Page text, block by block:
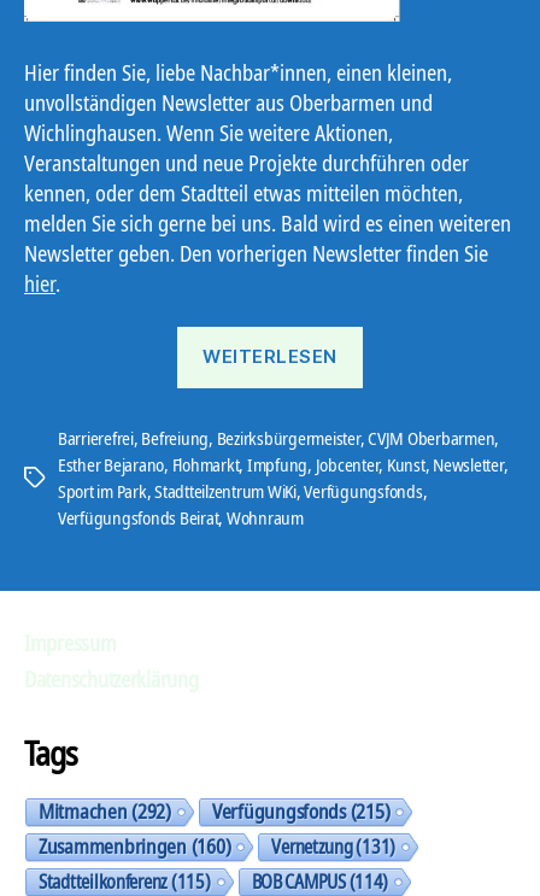
Hier finden Sie, liebe Nachbar*innen, einen kleinen,
unvollständigen Newsletter aus Oberbarmen und
Wichlinghausen. Wenn Sie weitere Aktionen,
Veranstaltungen und neue Projekte durchführen oder
kennen, oder dem Stadtteil etwas mitteilen möchten,
melden Sie sich gerne bei uns. Bald wird es einen weiteren
Newsletter geben. Den vorherigen Newsletter finden Sie
hier.
WEITERLESEN
Schlagwörter
Barrierefrei, Befreiung, Bezirksbürgermeister,CVJM Oberbarmen,
Esther Bejarano, Flohmarkt, Impfung, Jobcenter, Kunst, Newsletter,
Sport im Park,Stadtteilzentrum WiKi,Verfügungsfonds,
Verfügungsfonds Beirat, Wohnraum
Tags
Mitmachen(292) Verfügungsfonds(215)
Zusammenbringen(160) Vernetzung(131)
Stadtteilkonferenz(115) BOB CAMPUS(114)